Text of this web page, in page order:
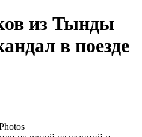
из Тынды
в поезде